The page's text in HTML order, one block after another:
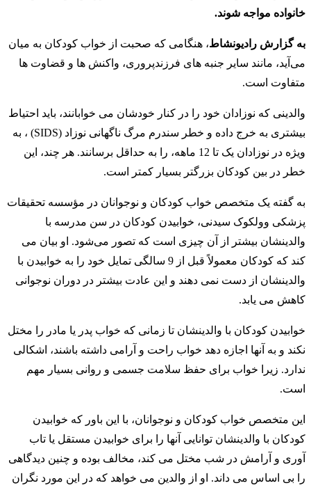
خانواده مواجه شوند.
به گزارش رادیونشاط، هنگامی که صحبت از خواب کودکان به میان
می‌آید، مانند سایر جنبه های فرزندپروری، واکنش ها و قضاوت ها
متفاوت است.
والدینی که نوزادان خود را در کنار خودشان می خوابانند، باید احتیاط
بیشتری به خرج داده و خطر سندرم مرگ ناگهانی نوزاد (SIDS) ، به
ویژه در نوزادان یک تا 12 ماهه، را به حداقل برسانند. هر چند، این
خطر در بین کودکان بزرگتر بسیار کمتر است.
به گفته یک متخصص خواب کودکان و نوجوانان در مؤسسه تحقیقات
پزشکی وولکوک سیدنی، خوابیدن کودکان در سن مدرسه با
والدینشان بیشتر از آن چیزی است که تصور می‌شود. او بیان می
کند که کودکان معمولاً قبل از 9 سالگی تمایل خود را به خوابیدن با
والدینشان از دست نمی دهند و این عادت بیشتر در دوران نوجوانی
کاهش می یابد.
خوابیدن کودکان با والدینشان تا زمانی که خواب پدر یا مادر را مختل
نکند و به آنها اجازه دهد خواب راحت و آرامی داشته باشند، اشکالی
ندارد. زیرا خواب برای حفظ سلامت جسمی و روانی بسیار مهم
است.
این متخصص خواب کودکان و نوجوانان، با این باور که خوابیدن
کودکان با والدینشان توانایی آنها را برای خوابیدن مستقل یا تاب
آوری و آرامش در شب مختل می کند، مخالف بوده و چنین دیدگاهی
را بی اساس می داند. او از والدین می خواهد که در این مورد نگران